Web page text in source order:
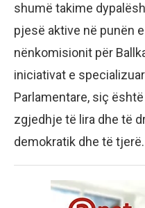
shumë takime
pjesë aktive në punën
nënkomisionit për
iniciativat e
Parlamentare, siç
zgjedhje të lira dhe të
demokratik dhe të tjerë.